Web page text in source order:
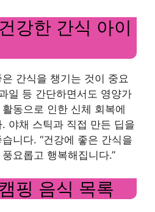
강한 간식 아이
간식을 챙기는 것이 중요
일 등 간단하면서도 영양가
동으로 인한 신체 회복에
야채 스틱과 직접 만든 딥을
니다. “건강에 좋은 간식을
요롭고 행복해집니다.”
핑 음식 목록